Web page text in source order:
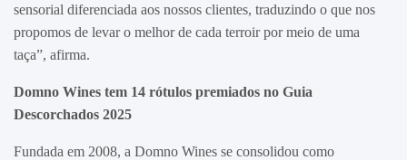
sensorial diferenciada aos nossos clientes, traduzindo o que nos
propomos de levar o melhor de cada terroir por meio de uma
taça”, afirma.
Domno Wines tem 14 rótulos premiados no Guia
Descorchados 2025
Fundada em 2008, a Domno Wines se consolidou como